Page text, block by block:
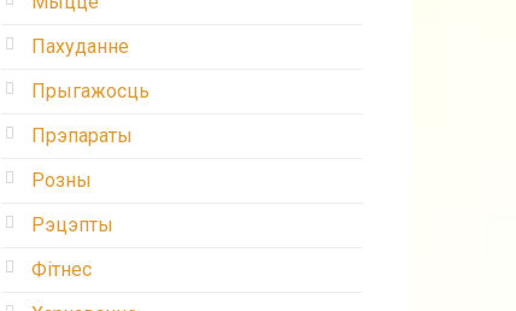
Пахуданне
Прыгажосць
Прэпараты
Розны
Рэцэпты
Фітнес